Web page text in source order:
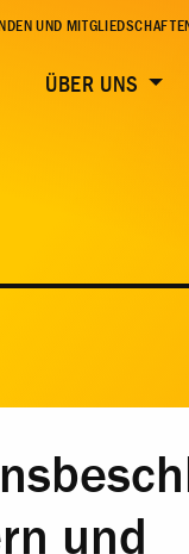
UND
ÜBER UNS
und